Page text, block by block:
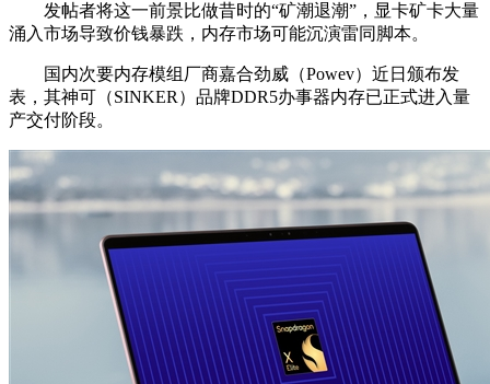
发帖者将这一前景比做昔时的“矿潮退潮”，显卡矿卡大量
涌入市场导致价钱暴跌，内存市场可能沉演雷同脚本。
国内次要内存模组厂商嘉合劲威（Powev）近日颁布发
表，其神可（SINKER）品牌DDR5办事器内存已正式进入量
产交付阶段。